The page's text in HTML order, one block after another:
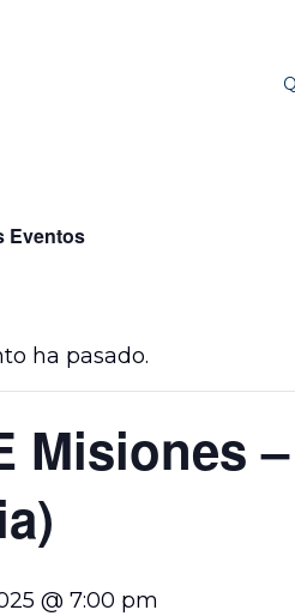
Eventos
ha pasado.
Misiones
@ 7:00 pm